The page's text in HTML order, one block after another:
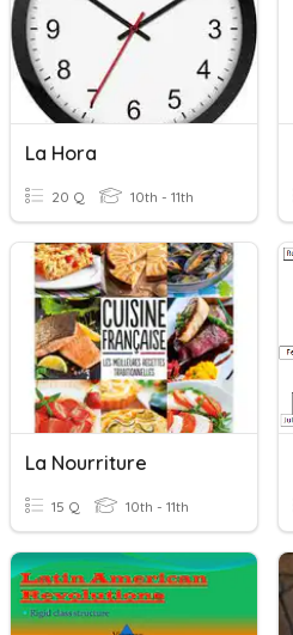
La Hora
20 Q 10th - 11th
La Nourriture
15 Q 10th - 11th